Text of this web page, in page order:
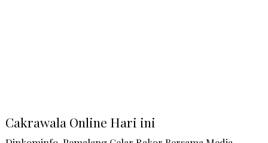
Cakrawala Online Hari ini